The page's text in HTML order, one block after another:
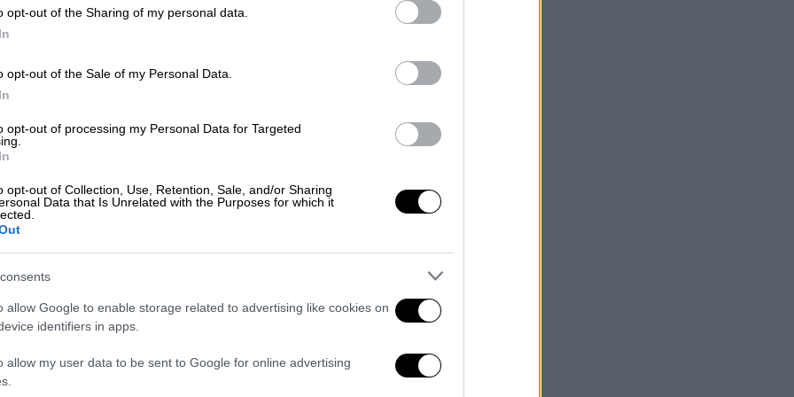
opt-out of the Sharing of my personal data.
opt-out of the Sale of my Personal Data.
opt-out of processing my Personal Data for Targeted
opt-out of Collection, Use, Retention, Sale, and/or Sharing
Data that Is Unrelated with the Purposes for which it
allow Google to enable storage related to advertising like cookies on
identifiers in apps.
allow my user data to be sent to Google for online advertising
το ΕΘΝΟΣ στη Google
ταινία «
έχουν προγραμματιστεί 14
DC in Concert με αφορμή την 35η επέτειο
ταινίαςσε κινηματογράφους στις ΗΠΑ,